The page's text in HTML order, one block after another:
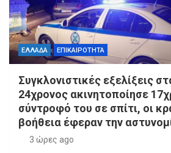
ΕΛΛΑΔΑ ΕΠΙΚΑΙΡΟΤΗΤΑ
Συγκλονιστικές εξελίξεις
24χρονος ακινητοποίησε
σύντροφό του σε σπίτι, οι
βοήθεια έφεραν την
3 ώρες ago